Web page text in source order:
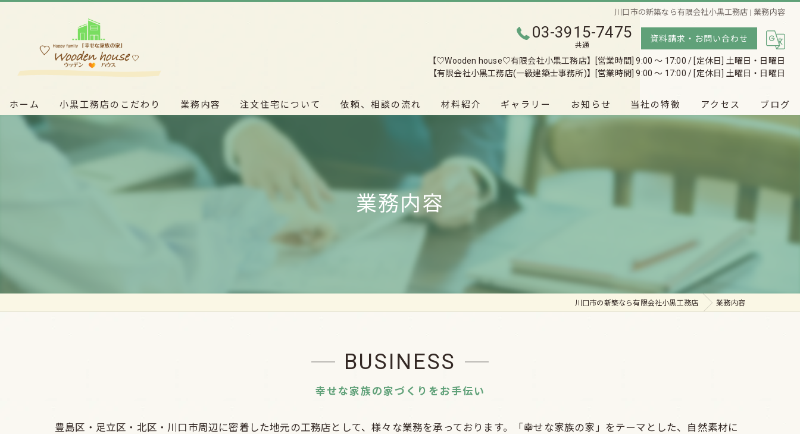
川口市の新築なら有限会社小黒工務店 | 業務内容
03-3915-7475
共通
資料請求・お問い合わせ
【♡Wooden house♡有限会社小黒工務店】
[営業時間] 9:00 〜 17:00 / [定休日] 土曜日・日曜日
【有限会社小黒工務店(一級建築士事務所)】
[営業時間] 9:00 〜 17:00 / [定休日] 土曜日・日曜日
ホーム 小黒工務店のこだわり 業務内容 注文住宅について 依頼、相談の流れ 材料紹介 ギャラリー お知らせ 当社の特徴
戸建て
無料相談
アクセス
有限会社小黒工務店(一級建築士事務所)
ブログ
業務内容
川口市の新築なら有限会社小黒工務店 業務内容
幸せな家族の家づくりをお手伝い
BUSINESS
豊島区・足立区・北区・川口市周辺に密着した地元の工務店として、様々な業務を承っております。「幸せな家族の家」をテーマとした、自然素材に